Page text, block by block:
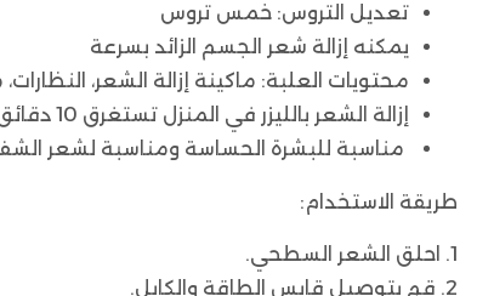
تعديل التروس: خمس تروس
يمكنه إزالة شعر الجسم الزائد بسرعة
محتويات العلبة: ماكينة إزالة الشعر،
إزالة الشعر بالليزر في المنزل تستغرق 10 دقائق فقط
مناسبة للبشرة الحساسة ومناسبة لشعر
طريقة الاستخدام:
1. احلق الشعر السطحي.
2. قم بتوصيل قابس الطاقة والكابل.